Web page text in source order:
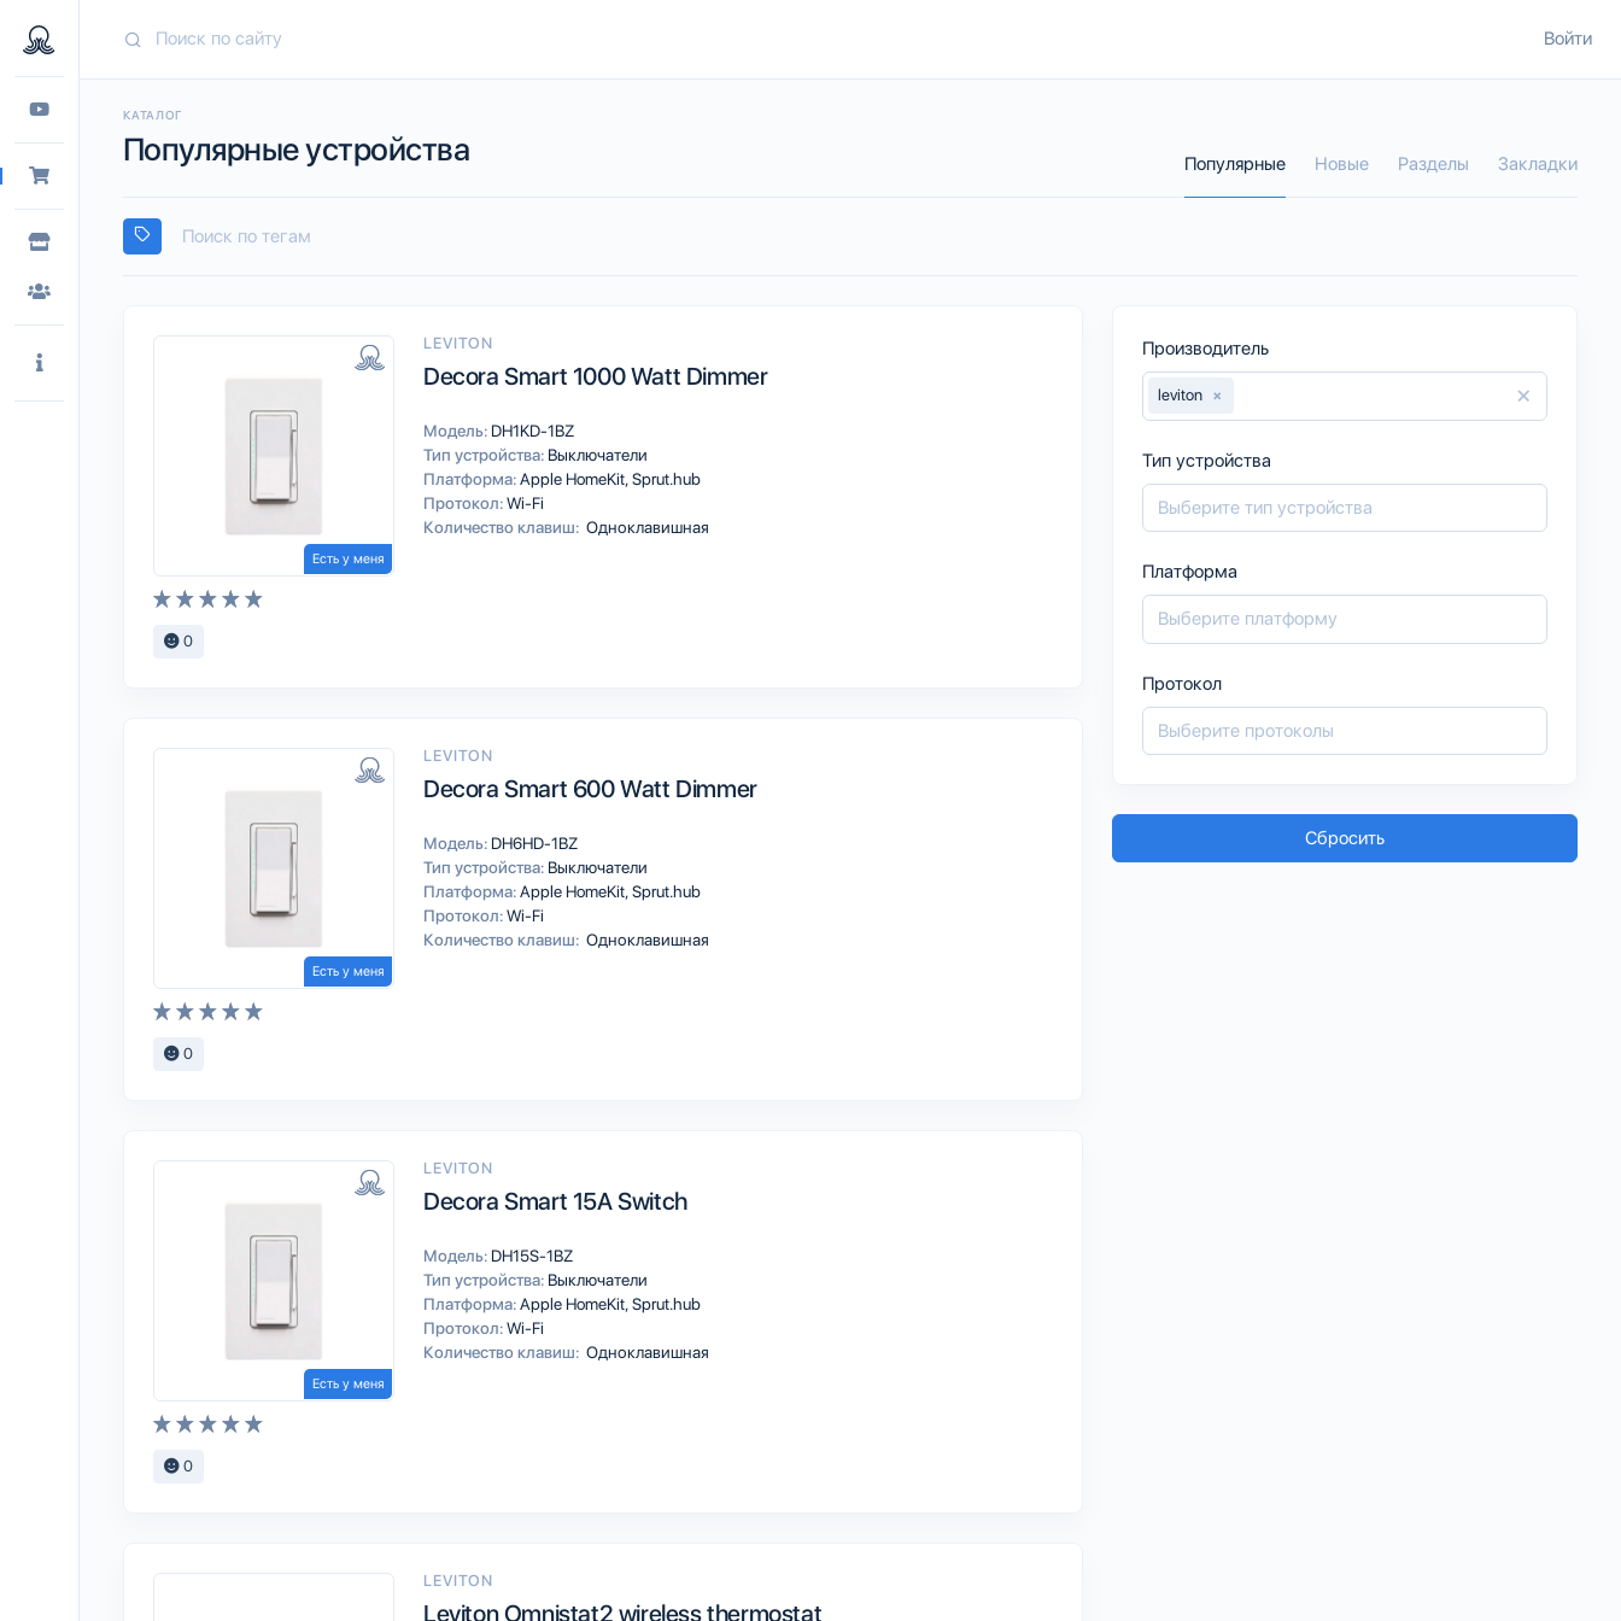
Войти
КАТАЛОГ
Популярные устройства Популярные Новые Разделы Закладки
Есть у меня
LEVITON
Decora Smart 1000 Watt Dimmer
Модель: DH1KD-1BZ
Тип устройства: Выключатели
Платформа:Apple HomeKitSprut.hub
Протокол:Wi-Fi
Количество клавиш: Одноклавишная
0
Есть у меня
LEVITON
Decora Smart 600 Watt Dimmer
Модель: DH6HD-1BZ
Тип устройства: Выключатели
Платформа:Apple HomeKitSprut.hub
Протокол:Wi-Fi
Количество клавиш: Одноклавишная
0
Есть у меня
LEVITON
Decora Smart 15A Switch
Модель: DH15S-1BZ
Тип устройства: Выключатели
Платформа:Apple HomeKitSprut.hub
Протокол:Wi-Fi
Количество клавиш: Одноклавишная
0
LEVITON
Leviton Omnistat2 wireless thermostat
Производитель
×
×
leviton
Тип устройства
Платформа
Протокол
Сбросить